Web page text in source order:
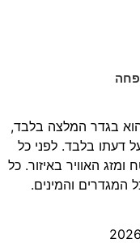
בגדר המלצה בלבד,
דעתו בלבד. לפני כל
האוויר באיזור. כל
המגדרים והמינים.